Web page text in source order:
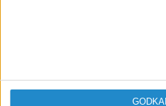
värdeskapare -